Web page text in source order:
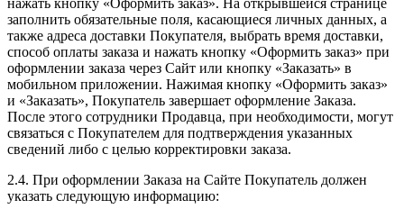
нажать кнопку «Оформить заказ». На открывшейся странице
заполнить обязательные поля, касающиеся личных данных, а
также адреса доставки Покупателя, выбрать время доставки,
способ оплаты заказа и нажать кнопку «Оформить заказ» при
оформлении заказа через Сайт или кнопку «Заказать» в
мобильном приложении. Нажимая кнопку «Оформить заказ»
и «Заказать», Покупатель завершает оформление Заказа.
После этого сотрудники Продавца, при необходимости, могут
связаться с Покупателем для подтверждения указанных
сведений либо с целью корректировки заказа.
2.4. При оформлении Заказа на Сайте Покупатель должен
указать следующую информацию: